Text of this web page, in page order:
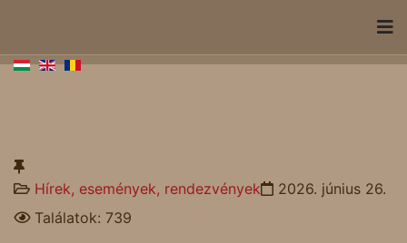
Hírek, események, rendezvények
2026. június 26.
Találatok: 739